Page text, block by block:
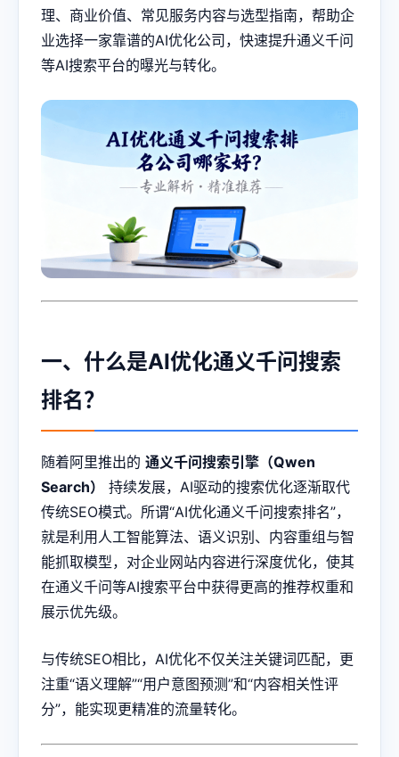
理、商业价值、常见服务内容与选型指南，帮助企
业选择一家靠谱的AI优化公司，快速提升通义千问
等AI搜索平台的曝光与转化。
一、什么是AI优化通义千问搜索
排名？
随着阿里推出的 通义千问搜索引擎（Qwen
Search）
持续发展，AI驱动的搜索优化逐渐取代
传统SEO模式。所谓“AI优化通义千问搜索排名”，
就是利用人工智能算法、语义识别、内容重组与智
能抓取模型，对企业网站内容进行深度优化，使其
在通义千问等AI搜索平台中获得更高的推荐权重和
展示优先级。
与传统SEO相比，AI优化不仅关注关键词匹配，更
注重“语义理解”“用户意图预测”和“内容相关性评
分”，能实现更精准的流量转化。